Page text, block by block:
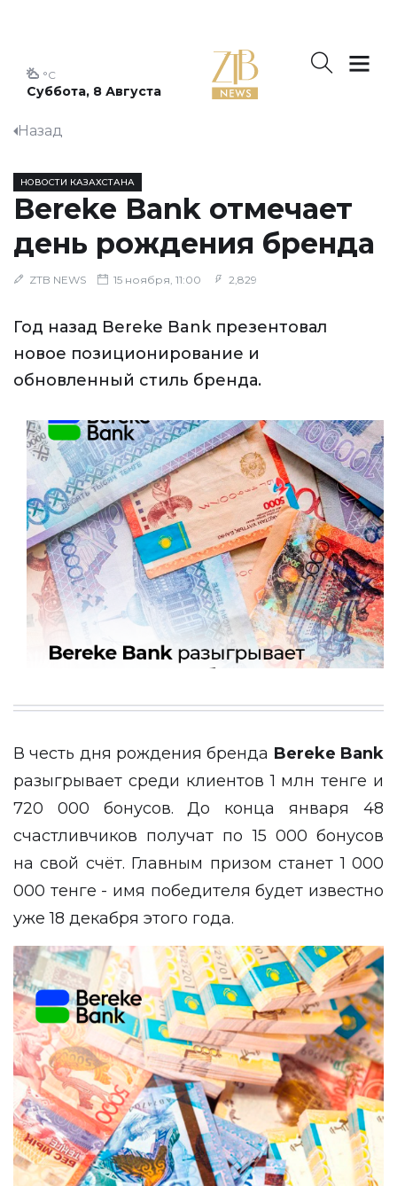
Суббота, 8 Августа
°C
Назад
НОВОСТИ КАЗАХСТАНА
Bereke Bank отмечает
день рождения бренда
ZTB NEWS 15 ноября, 11:00 2,829
Год назад Bereke Bank презентовал
новое позиционирование и
обновленный стиль бренда.
В честь дня рождения бренда Bereke Bank
разыгрывает среди клиентов 1 млн тенге и
720 000 бонусов. До конца января 48
счастливчиков получат по 15 000 бонусов
на свой счёт. Главным призом станет 1 000
000 тенге - имя победителя будет известно
уже 18 декабря этого года.